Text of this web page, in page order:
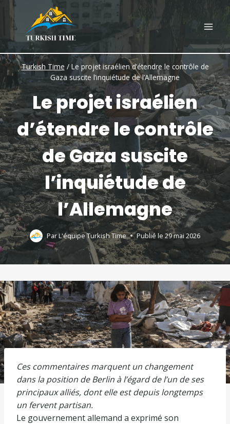
Skip
content
Turkish Time / Le projet israélien d’étendre le contrôle de
Gaza suscite l’inquiétude de l’Allemagne
Le projet israélien
d’étendre le contrôle
de Gaza suscite
l’inquiétude de
l’Allemagne
Par L'équipe Turkish Time Publié le 29 mai 2026
Ces commentaires marquent un changement
dans la position de Berlin à l’égard de l’un de ses
principaux alliés, dont elle est depuis longtemps
un fervent partisan.
Le gouvernement allemand a exprimé son